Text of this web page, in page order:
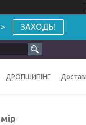
ЗАХОДЬ!
ДРОПШИПІНГ